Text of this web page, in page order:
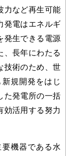
力など再生可能
発電はエネルギ
発生できる電源
、長年にわたる
技術のため、世
規開発をはじ
た発電所の一括
効活用する努力
機器である水